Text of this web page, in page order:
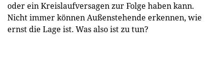
oder ein Kreislaufversagen zur Folge haben kann.
Nicht immer können Außenstehende erkennen, wie
ernst die Lage ist. Was also ist zu tun?